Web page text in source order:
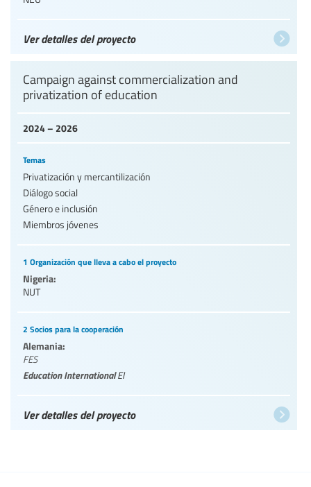
Ver detalles del proyecto
2024 – 2026
Campaign against commercialization and
privatization of education
Temas
Privatización y mercantilización
Diálogo social
Género e inclusión
Miembros jóvenes
1 Organización que lleva a cabo el proyecto
Nigeria:
NUT
2 Socios para la cooperación
Alemania:
FES
Education InternationalEI
Ver detalles del proyecto